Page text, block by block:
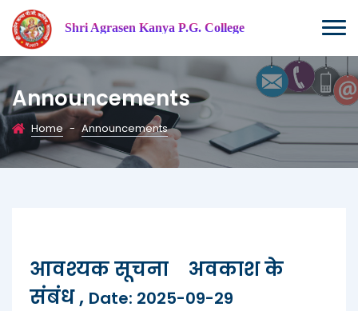
Shri Agrasen Kanya P.G. College
Announcements
Home - Announcements
आवश्यक सूचना अवकाश के
संबंध , Date: 2025-09-29